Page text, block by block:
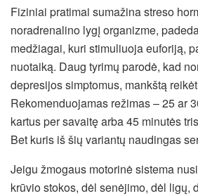
Fiziniai pratimai sumažina streso
noradrenalino lygį organizme,
medžiagai, kuri stimuliuoja euforiją,
nuotaiką. Daug tyrimų parodė, kad
depresijos simptomus, mankštą
Rekomenduojamas režimas – 25 ar
kartus per savaitę arba 45 minutės
Bet kuris iš šių variantų naudingas
Jeigu žmogaus motorinė sistema
krūvio stokos, dėl senėjimo, dėl ligų,